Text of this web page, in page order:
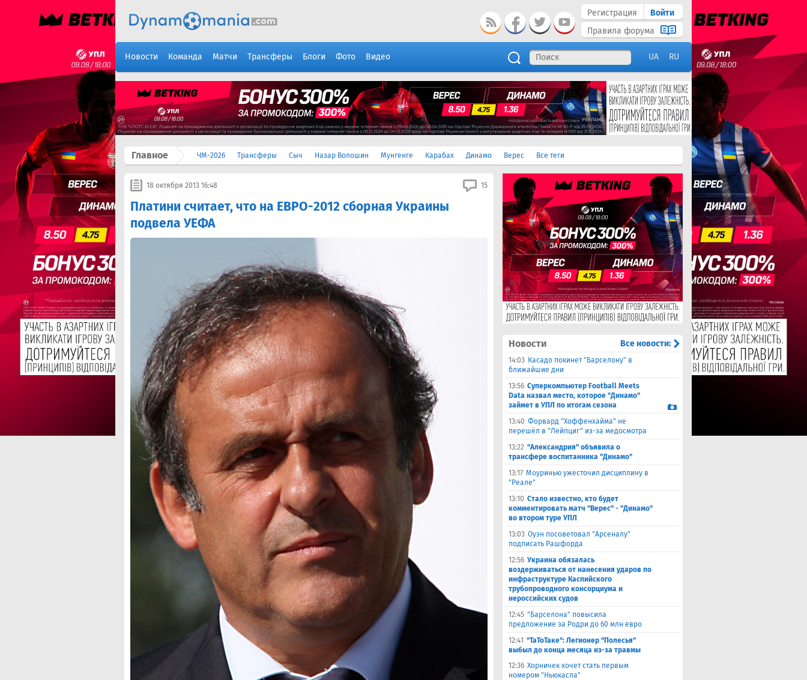
Регистрация
Войти
Правила форума
Новости Команда Матчи Трансферы Блоги Фото Видео UA RU
Главное ЧМ-2026 Трансферы Сыч Назар Волошин Мунгенге Карабах Динамо Верес Все теги
18 октября 2013 16:48 15
Платини считает, что на ЕВРО-2012 сборная Украины
подвела УЕФА
Новости Все новости:
14:03 Касадо покинет "Барселону" в
ближайшие дни
13:56 Суперкомпьютер Football Meets
Data назвал место, которое "Динамо"
займет в УПЛ по итогам сезона
13:40 Форвард "Хоффенхайма" не
перешёл в "Лейпциг" из-за медосмотра
13:22 "Александрия" объявила о
трансфере воспитанника "Динамо"
13:17 Моуринью ужесточил дисциплину в
"Реале"
13:10 Стало известно, кто будет
комментировать матч "Верес" - "Динамо"
во втором туре УПЛ
13:03 Оуэн посоветовал "Арсеналу"
подписать Рашфорда
12:56 Украина обязалась
воздерживаться от нанесения ударов по
инфраструктуре Каспийского
трубопроводного консорциума и
нероссийских судов
12:45 "Барселона" повысила
предложение за Родри до 60 млн евро
12:41 "ТаТоТаке": Легионер "Полесья"
выбыл до конца месяца из-за травмы
12:36 Хорничек хочет стать первым
номером "Ньюкасла"